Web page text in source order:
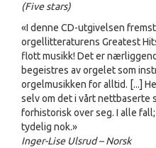
(Five stars)
«I denne CD-utgivelsen
orgellitteraturens Greatest
flott musikk! Det er
begeistres av orgelet som
orgelmusikken for alltid. [...]
selv om det i vårt nettbaserte
forhistorisk over seg. I alle
tydelig nok.»
Inger-Lise Ulsrud – Norsk